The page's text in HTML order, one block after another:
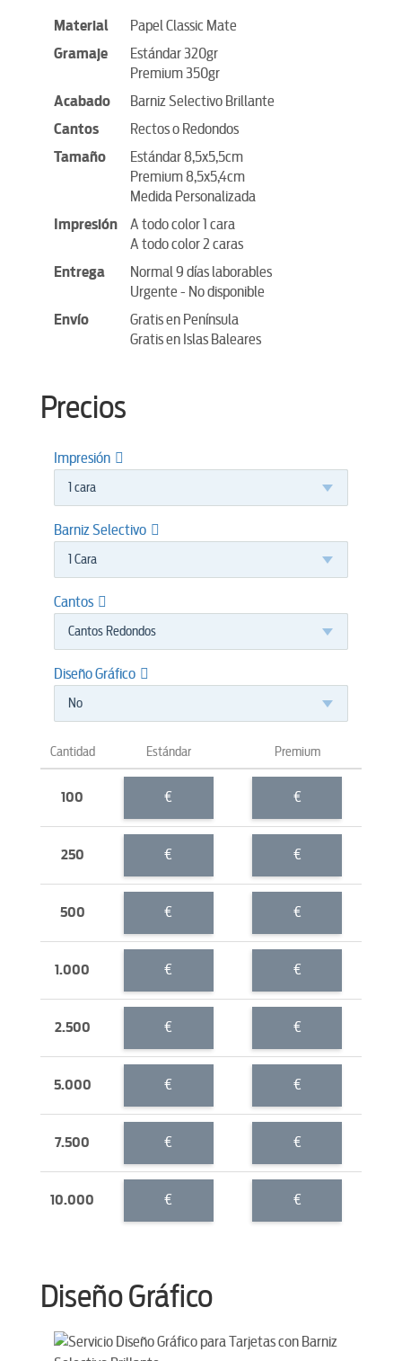
Material
Papel Classic Mate
Gramaje
Estándar 320gr
Premium 350gr
Acabado
Barniz Selectivo Brillante
Cantos
Rectos o Redondos
Tamaño
Estándar 8,5x5,5cm
Premium 8,5x5,4cm
Medida Personalizada
Impresión
A todo color 1 cara
A todo color 2 caras
Entrega
Normal 9 días laborables
Urgente - No disponible
Envío
Gratis en Península
Gratis en Islas Baleares
Precios
Impresión
1 cara
Barniz Selectivo
1 Cara
Cantos
Cantos Redondos
Diseño Gráfico
No
Cantidad Estándar Premium
100 € €
250 € €
500 € €
1.000 € €
2.500 € €
5.000 € €
7.500 € €
10.000 € €
Diseño Gráfico